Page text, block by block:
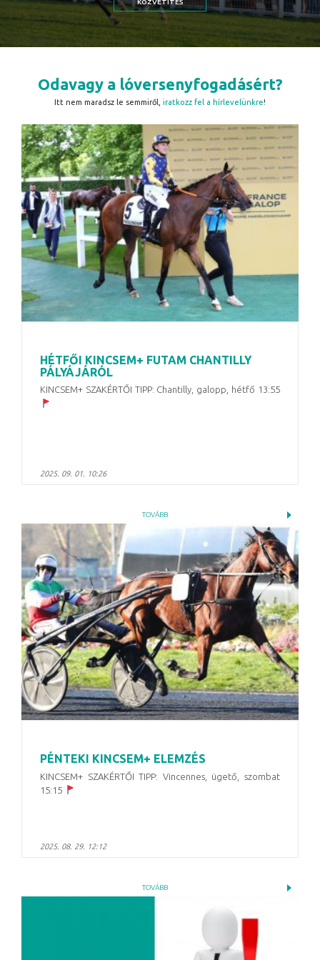
KÖZVETÍTÉS
Odavagy a lóversenyfogadásért?
Itt nem maradsz le semmiről, iratkozz fel a hírlevelünkre!
HÉTFŐI KINCSEM+ FUTAM CHANTILLY
PÁLYÁJÁRÓL
KINCSEM+ SZAKÉRTŐI TIPP: Chantilly, galopp, hétfő 13:55
2025. 09. 01. 10:26
TOVÁBB
PÉNTEKI KINCSEM+ ELEMZÉS
KINCSEM+ SZAKÉRTŐI TIPP: Vincennes, ügető, szombat
15:15
2025. 08. 29. 12:12
TOVÁBB